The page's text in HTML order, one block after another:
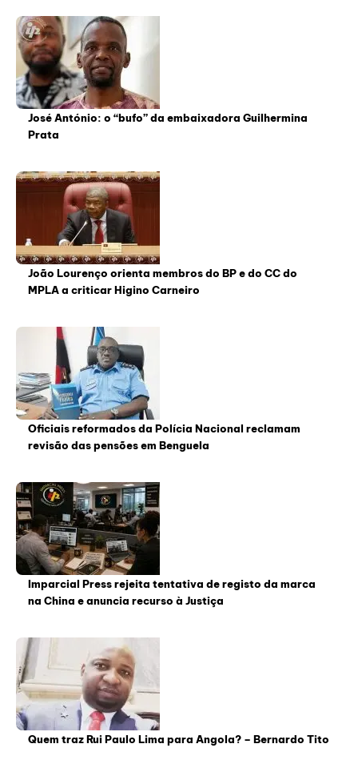
José António: o “bufo” da embaixadora Guilhermina
Prata
João Lourenço orienta membros do BP e do CC do
MPLA a criticar Higino Carneiro
Oficiais reformados da Polícia Nacional reclamam
revisão das pensões em Benguela
Imparcial Press rejeita tentativa de registo da marca
na China e anuncia recurso à Justiça
Quem traz Rui Paulo Lima para Angola? – Bernardo Tito